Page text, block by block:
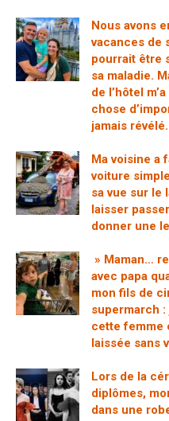
Nous avons
vacances de
pourrait être
sa maladie.
de l’hôtel
chose
jamais
Ma voisine a
voiture
sa vue sur le
laisser
donner une
» Maman…
avec papa
mon fils de
supermarch
cette femme
laissée sans
Lors de la
diplômes,
dans une